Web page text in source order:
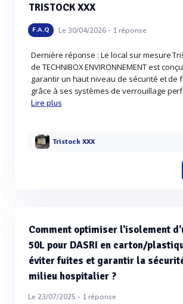
TRISTOCK XXX
F.A.Q Le 30/04/2026 - 1réponse
Dernière réponse : Le local sur mesure
de TECHNIBOX ENVIRONNEMENT est
garantir un haut niveau de sécurité et de
grâce à ses systèmes de verrouillage
Lire plus
Tristock XXX
Comment optimiser l'isolement
50L pour DASRI en carton/
éviter fuites et garantir la
milieu hospitalier ?
Le 23/07/2025 - 1réponse